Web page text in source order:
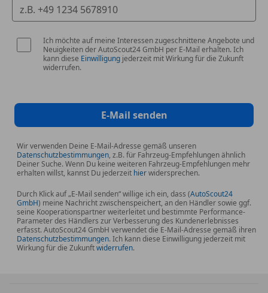
Ich möchte auf meine Interessen zugeschnittene Angebote und
Neuigkeiten der AutoScout24 GmbH per E-Mail erhalten. Ich
kann diese Einwilligung jederzeit mit Wirkung für die Zukunft
widerrufen.
E-Mail senden
Wir verwenden Deine E-Mail-Adresse gemäß unseren
Datenschutzbestimmungen, z.B. für Fahrzeug-Empfehlungen ähnlich
Deiner Suche. Wenn Du keine weiteren Fahrzeug-Empfehlungen mehr
erhalten willst, kannst Du jederzeit hierwidersprechen.
Durch Klick auf „E-Mail senden“ willige ich ein, dass (AutoScout24
GmbH) meine Nachricht zwischenspeichert, an den Händler sowie ggf.
seine Kooperationspartner weiterleitet und bestimmte Performance-
Parameter des Händlers zur Verbesserung des Kundenerlebnisses
erfasst. AutoScout24 GmbH verwendet die E-Mail-Adresse gemäß ihren
Datenschutzbestimmungen. Ich kann diese Einwilligung jederzeit mit
Wirkung für die Zukunftwiderrufen.